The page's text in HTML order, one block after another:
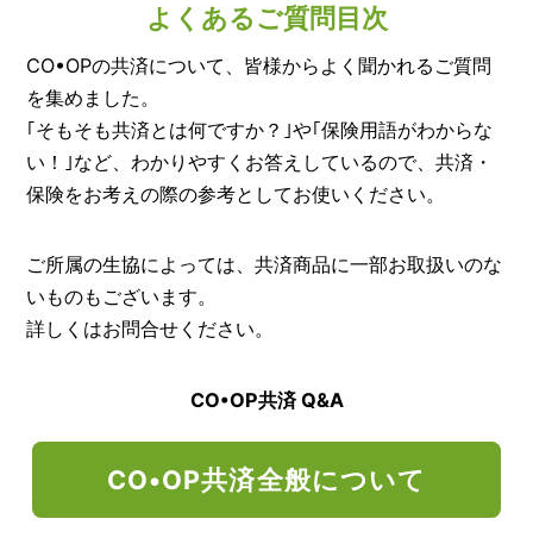
よくあるご質問目次
CO•OPの共済について、皆様からよく聞かれるご質問
を集めました。
｢そもそも共済とは何ですか？｣や｢保険用語がわからな
い！｣など、わかりやすくお答えしているので、共済・
保険をお考えの際の参考としてお使いください。
ご所属の生協によっては、共済商品に一部お取扱いのな
いものもございます。
詳しくはお問合せください。
CO•OP共済 Q&A
CO•OP共済全般について